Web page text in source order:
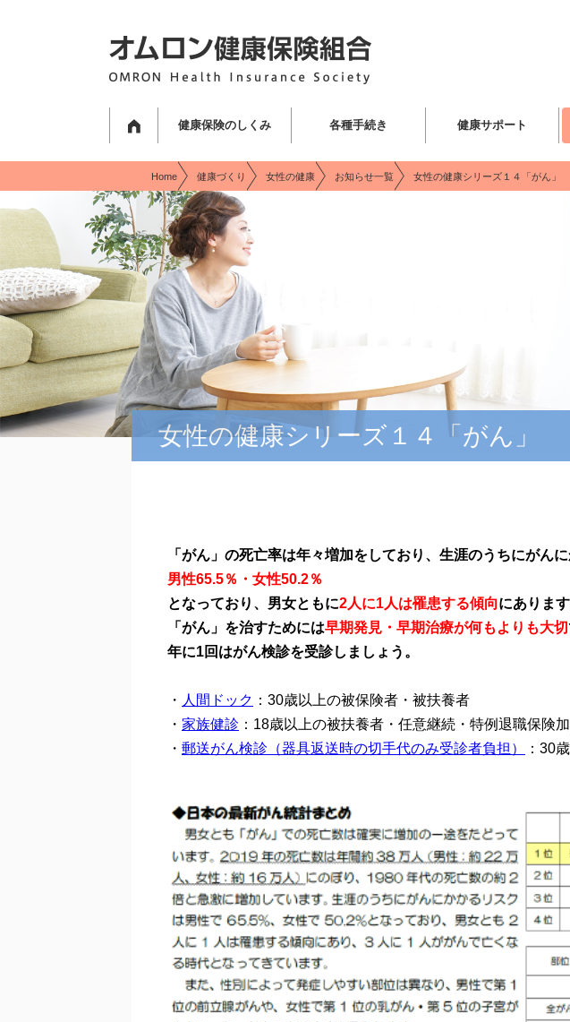
健康保険のしくみ 各種手続き 健康サポート
Home 健康づくり 女性の健康 お知らせ一覧 女性の健康シリーズ１４「がん」
女性の健康シリーズ１４「がん」
「がん」の死亡率は年々増加をしており、⽣涯のうちにがん
男性65.5％・⼥性50.2％
となっており、 男⼥ともに2人に1人は罹患する傾向にあります
「がん」を治すためには早期発⾒・早期治療が何もよりも⼤切
年に1回はがん検診を受診しましょう。
・ 人間ドック ：30歳以上の被保険者・被扶養者
・ 家族健診 ：18歳以上の被扶養者・任意継続・特例退職保険
・ 郵送がん検診（器具返送時の切手代のみ受診者負担） ：30